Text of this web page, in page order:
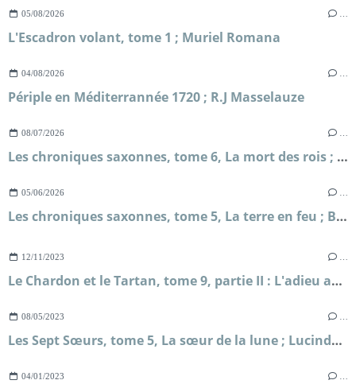
05/08/2026
L'Escadron volant, tome 1 ; Muriel Romana
04/08/2026
Périple en Méditerrannée 1720 ; R.J Masselauze
08/07/2026
Les chroniques saxonnes, tome 6, La mort des rois ; Bernard Cornwell
05/06/2026
Les chroniques saxonnes, tome 5, La terre en feu ; Bernard Cornwell
12/11/2023
Le Chardon et le Tartan, tome 9, partie II : L'adieu aux abeilles ; Diana Gabaldon
08/05/2023
Les Sept Sœurs, tome 5, La sœur de la lune ; Lucinda Riley
04/01/2023